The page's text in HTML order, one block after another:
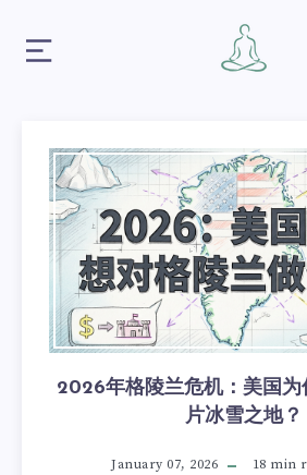
2026年格陵兰危机：美国为
片冰雪之地？
January 07, 2026 18 min